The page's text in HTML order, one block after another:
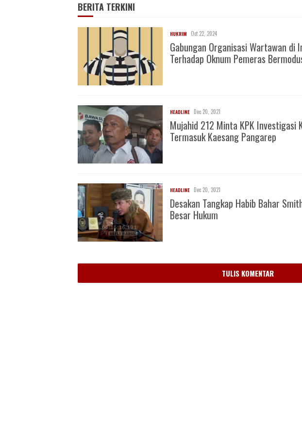
BERITA TERKINI
HUKRIM Oct 22, 2024
Gabungan Organisasi Wartawan di
Terhadap Oknum Pemeras
HEADLINE Dec 20, 2021
Mujahid 212 Minta KPK Investigasi
Termasuk Kaesang Pangarep
HEADLINE Dec 20, 2021
Desakan Tangkap Habib Bahar
Besar Hukum
TULIS KOMENTAR